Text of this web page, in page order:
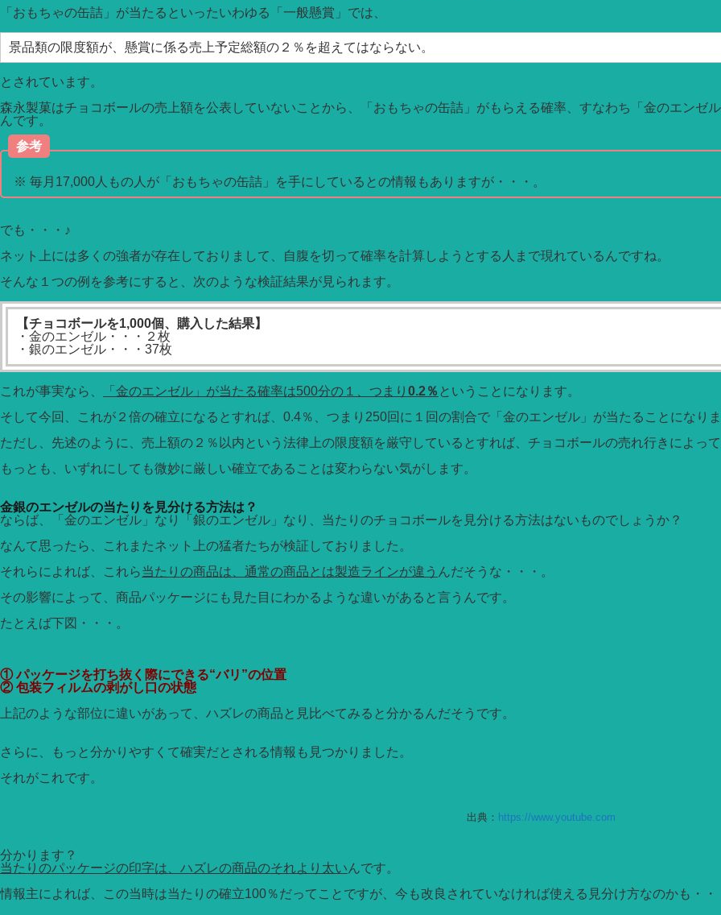
「おもちゃの缶詰」が当たるといったいわゆる「一般懸賞」では、
景品類の限度額が、懸賞に係る売上予定総額の２％を超えてはならない。
とされています。
森永製菓はチョコボールの売上額を公表していないことから、「おもちゃの缶詰」がもらえる確率、すなわち「金のエンゼ
んです。
参考
※ 毎月17,000人もの人が「おもちゃの缶詰」を手にしているとの情報もありますが・・・。
でも・・・♪
ネット上には多くの強者が存在しておりまして、自腹を切って確率を計算しようとする人まで現れているんですね。
そんな１つの例を参考にすると、次のような検証結果が見られます。
【チョコボールを1,000個、購入した結果】
・金のエンゼル・・・２枚
・銀のエンゼル・・・37枚
これが事実なら、 「金のエンゼル」が当たる確率は500分の１、つまり 0.2％ ということになります。
そして今回、これが２倍の確立になるとすれば、0.4％、つまり250回に１回の割合で「金のエンゼル」が当たることになり
ただし、先述のように、売上額の２％以内という法律上の限度額を厳守しているとすれば、チョコボールの売れ行きによっ
もっとも、いずれにしても微妙に厳しい確立であることは変わらない気がします。
金銀のエンゼルの当たりを見分ける方法は？
ならば、「金のエンゼル」なり「銀のエンゼル」なり、当たりのチョコボールを見分ける方法はないものでしょうか？
なんて思ったら、これまたネット上の猛者たちが検証しておりました。
それらによれば、これら当たりの商品は、通常の商品とは製造ラインが違う んだそうな・・・。
その影響によって、商品パッケージにも見た目にわかるような違いがあると言うんです。
たとえば下図・・・。
① パッケージを打ち抜く際にできる“バリ”の位置
② 包装フィルムの剥がし口の状態
上記のような部位に違いがあって、ハズレの商品と見比べてみると分かるんだそうです。
さらに、もっと分かりやすくて確実だとされる情報も見つかりました。
それがこれです。
出典： https://www.youtube.com
分かります？
当たりのパッケージの印字は、ハズレの商品のそれより太いんです。
情報主によれば、この当時は当たりの確立100％だってことですが、今も改良されていなければ使える見分け方なのかも・・